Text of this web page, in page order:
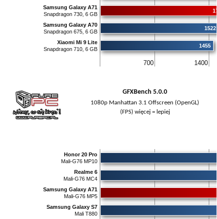
700 1400
Samsung Galaxy A71
Snapdragon 730, 6 GB
Samsung Galaxy A70
Snapdragon 675, 6 GB
1522
Xiaomi Mi 9 Lite
Snapdragon 710, 6 GB
1455
GFXBench 5.0.0
1080p Manhattan 3.1 Offscreen (OpenGL)
(FPS) więcej = lepiej
Honor 20 Pro
Mali-G76 MP10
Realme 6
Mali-G76 MC4
Samsung Galaxy A71
Mali-G76 MP5
Samsung Galaxy S7
Mali T880